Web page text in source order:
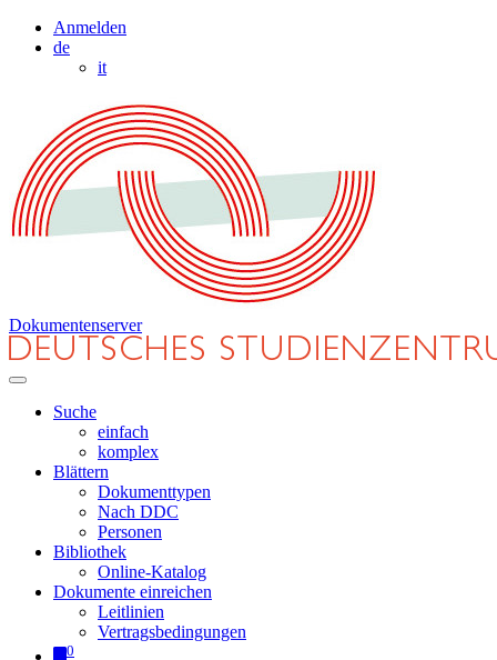
Anmelden
de
it
Dokumentenserver
Suche
einfach
komplex
Blättern
Dokumenttypen
Nach DDC
Personen
Bibliothek
Online-Katalog
Dokumente einreichen
Leitlinien
Vertragsbedingungen
0